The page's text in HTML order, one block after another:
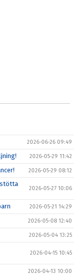
2026-06-26 09:49
2026-05-29 11:42
2026-05-29 08:12
stötta
2026-05-27 10:06
2026-05-21 14:29
2026-05-08 12:40
2026-05-04 13:25
2026-04-15 10:45
2026-04-13 10:00